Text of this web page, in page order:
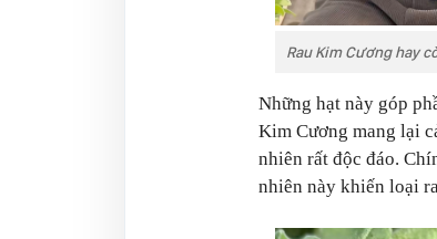
Rau Kim Cương hay
Những hạt này góp
Kim Cương mang lại
nhiên rất độc đáo.
nhiên này khiến loại